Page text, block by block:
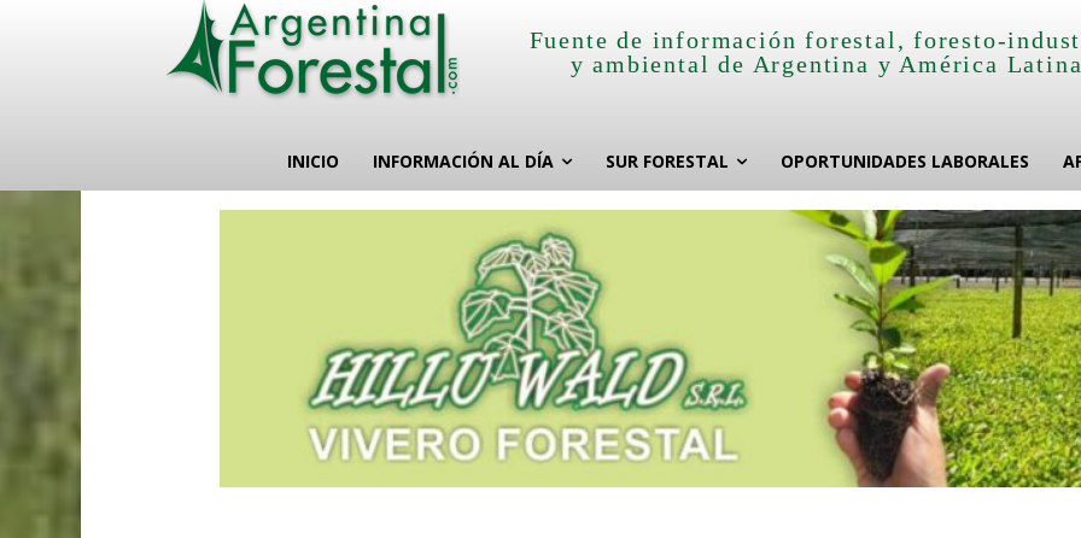
Fuente de información forestal, foresto-
y ambiental de Argentina y América
INICIO INFORMACIÓN AL DÍA SUR FORESTAL OPORTUNIDADES LABORALES